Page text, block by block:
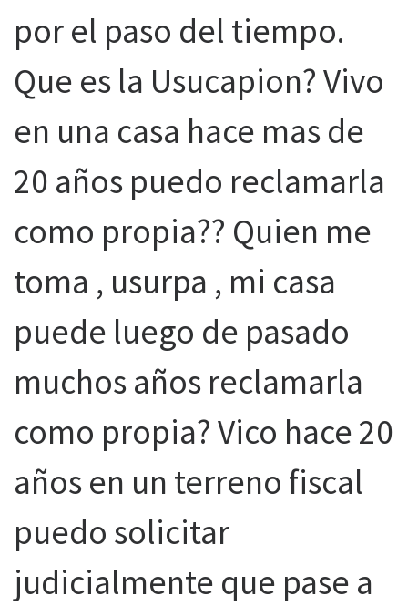
por el paso del tiempo.
Que es la Usucapion? Vivo
en una casa hace mas de
20 años puedo reclamarla
como propia?? Quien me
toma , usurpa , mi casa
puede luego de pasado
muchos años reclamarla
como propia? Vico hace 20
años en un terreno fiscal
puedo solicitar
judicialmente que pase a